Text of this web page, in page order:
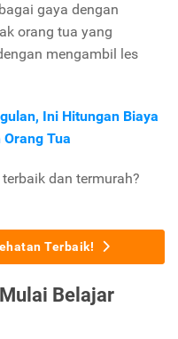
gaya dengan
orang tua yang
mengambil les
Ini Hitungan Biaya
Tua
dan termurah?
Terbaik!
Belajar